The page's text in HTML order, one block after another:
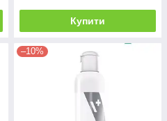
Купити
–10%